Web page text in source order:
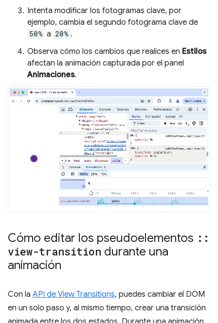
Intenta modificar los fotogramas clave, por
ejemplo, cambia el segundo fotograma clave de
50% a 20% .
Observa cómo los cambios que realices en Estilos
afectan la animación capturada por el panel
Animaciones.
Cómo editar los pseudoelementos ::
view-transition durante una
animación
Con la API de View Transitions, puedes cambiar el DOM
en un solo paso y, al mismo tiempo, crear una transición